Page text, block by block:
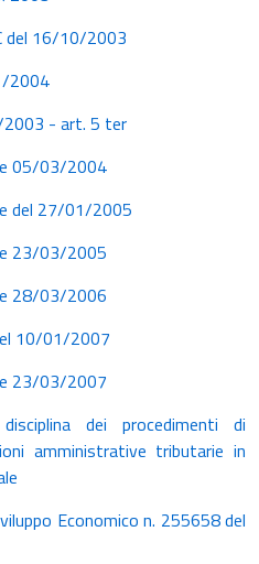
del 16/10/2003
2004
2003 - art. 5 ter
05/03/2004
del 27/01/2005
23/03/2005
28/03/2006
10/01/2007
23/03/2007
dei procedimenti di
amministrative tributarie in
Economico n. 255658 del